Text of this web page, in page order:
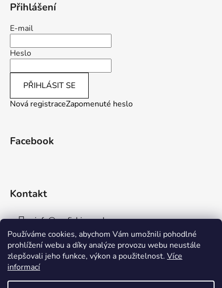
Používáme cookies, abychom Vám umožnili pohodlné
prohlížení webu a díky analýze provozu webu neustále
zlepšovali jeho funkce, výkon a použitelnost. Více
informací
Přihlášení
E-mail
Heslo
PŘIHLÁSIT SE
Nová registraceZapomenuté heslo
Facebook
Kontakt
info@aaafishingpraha.cz
778 011 878